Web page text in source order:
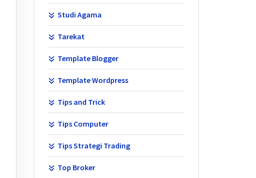
Studi Agama
Tarekat
Template Blogger
Template Wordpress
Tips and Trick
Tips Computer
Tips Strategi Trading
Top Broker